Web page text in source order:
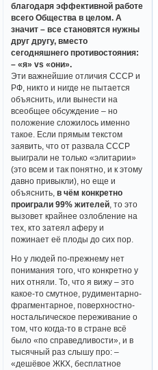
благодаря эффективной работе
всего Общества в целом. А
значит – все становятся нужны
друг другу, вместо
сегодняшнего противостояния:
– «я» vs «они».
Эти важнейшие отличия СССР и
РФ, никто и нигде не пытается
объяснить, или вынести на
всеобщее обсуждение – но
положение сложилось именно
такое. Если прямым текстом
заявить, что от развала СССР
выиграли не только «элитарии»
(это всем и так понятно, и к этому
давно привыкли), но еще и
объяснить,в чём конкретно
проиграли 99% жителей , то это
вызовет крайнее озлобление на
тех, кто затеял аферу и
пожинает её плоды до сих пор.
Но у людей по-прежнему нет
понимания того, что конкретно у
них отняли. То, что я вижу – это
какое-то смутное, рудиментарно-
фрагментарное, поверхностно-
ностальгическое переживание о
том, что когда-то в стране всё
было «по справедливости», и в
тысячный раз слышу про: –
«дешёвое ЖКХ, бесплатное